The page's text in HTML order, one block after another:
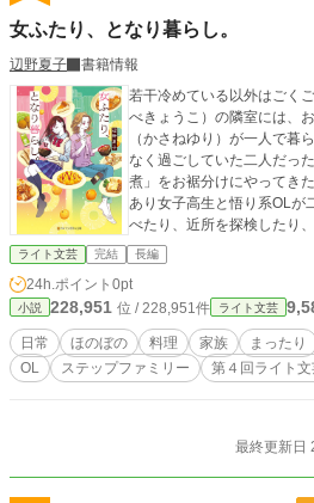
女ふたり、となり暮らし。
辺野夏子
書籍情報
若干冷めている以外はごく
べきょうこ）の隣室には、
（かさねゆり）が一人で暮
なく過ごしていた二人だっ
煮」をお裾分けにやってき
あり女子高生と悟り系OLが
べたり、近所を探検したり
ライト文芸 完結 長編
24h.ポイント 0pt
小説 228,951 位 / 228,951件 ライト文芸
日常 ほのぼの 料理 家族 まったり
OL
ステップファミリー 第４回ライト
最終更新日